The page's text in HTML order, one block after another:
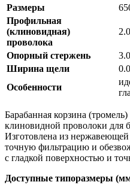
Размеры
Профильная
(клиновидная)
проволока
Опорный стержень
Ширина щели
Особенности
Барабанная корзина
клиновидной проволоки для
Изготовлена из нержавеющей
точную фильтрацию и
с гладкой поверхностью и
Доступные типоразмеры